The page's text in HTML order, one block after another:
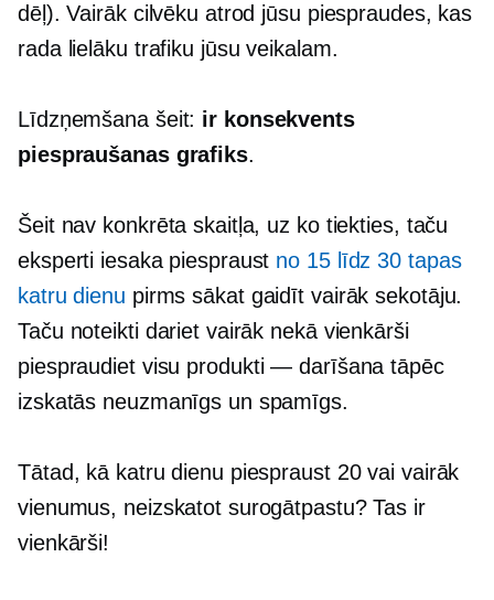
dēļ). Vairāk cilvēku atrod jūsu piespraudes, kas
rada lielāku trafiku jūsu veikalam.
Līdzņemšana šeit: ir konsekvents
piespraušanas grafiks.
Šeit nav konkrēta skaitļa, uz ko tiekties, taču
eksperti iesaka piespraust no 15 līdz 30 tapas
katru dienu pirms sākat gaidīt vairāk sekotāju.
Taču noteikti dariet vairāk nekā vienkārši
piespraudiet visu produkti — darīšana tāpēc
izskatās neuzmanīgs un spamīgs.
Tātad, kā katru dienu piespraust 20 vai vairāk
vienumus, neizskatot surogātpastu? Tas ir
vienkārši!